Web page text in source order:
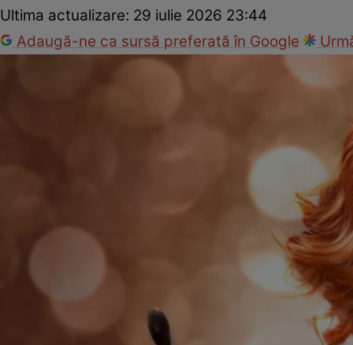
Ultima actualizare: 29 iulie 2026 23:44
Adaugă-ne ca sursă preferată în Google